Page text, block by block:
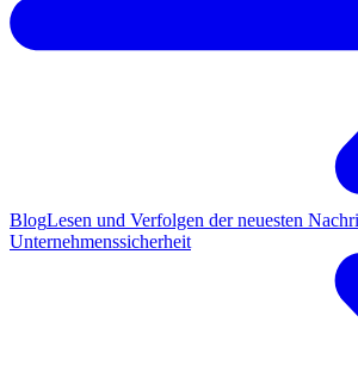
BlogLesen und Verfolgen der neuesten
Unternehmenssicherheit